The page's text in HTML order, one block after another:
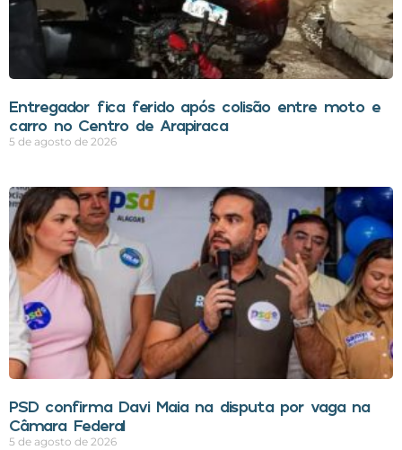
Entregador fica ferido após colisão entre moto e
carro no Centro de Arapiraca
5 de agosto de 2026
PSD confirma Davi Maia na disputa por vaga na
Câmara Federal
5 de agosto de 2026